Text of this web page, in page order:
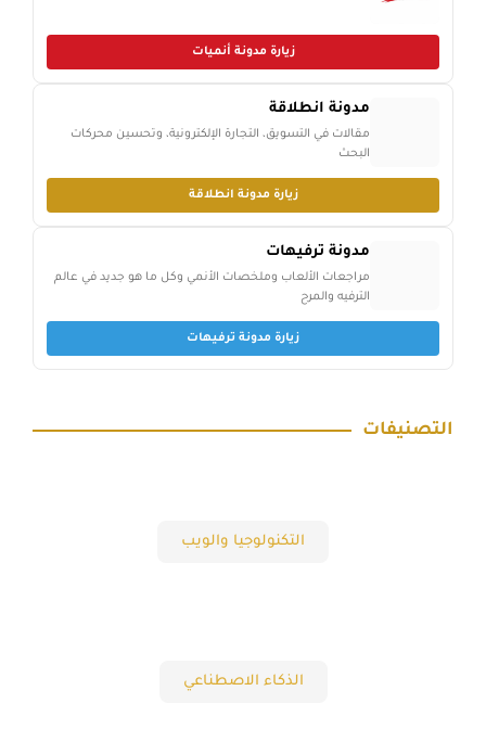
زيارة مدونة أنميات
مدونة انطلاقة
مقالات في التسويق، التجارة الإلكترونية، وتحسين محركات
البحث
زيارة مدونة انطلاقة
مدونة ترفيهات
مراجعات الألعاب وملخصات الأنمي وكل ما هو جديد في عالم
الترفيه والمرح
زيارة مدونة ترفيهات
التصنيفات
التكنولوجيا والويب
الذكاء الاصطناعي